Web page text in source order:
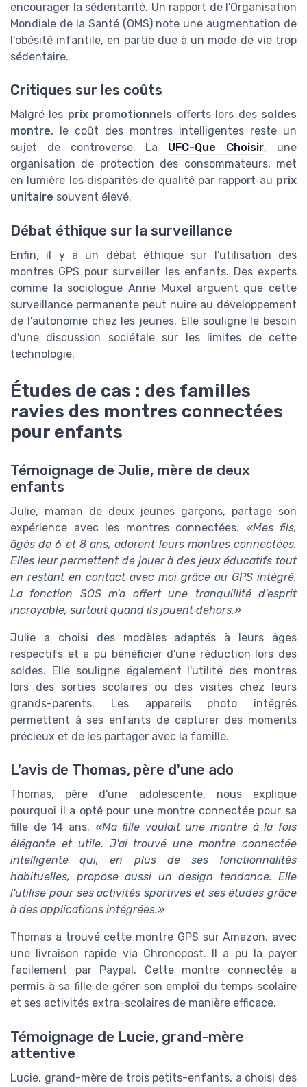
encourager la sédentarité. Un rapport de l'Organisation
Mondiale de la Santé (OMS) note une augmentation de
l'obésité infantile, en partie due à un mode de vie trop
sédentaire.
Critiques sur les coûts
Malgré les prix promotionnels offerts lors des soldes
montre, le coût des montres intelligentes reste un
sujet de controverse. La UFC-Que Choisir, une
organisation de protection des consommateurs, met
en lumière les disparités de qualité par rapport au prix
unitaire souvent élevé.
Débat éthique sur la surveillance
Enfin, il y a un débat éthique sur l'utilisation des
montres GPS pour surveiller les enfants. Des experts
comme la sociologue Anne Muxel arguent que cette
surveillance permanente peut nuire au développement
de l'autonomie chez les jeunes. Elle souligne le besoin
d'une discussion sociétale sur les limites de cette
technologie.
Études de cas : des familles
ravies des montres connectées
pour enfants
Témoignage de Julie, mère de deux
enfants
Julie, maman de deux jeunes garçons, partage son
expérience avec les montres connectées. «Mes fils,
âgés de 6 et 8 ans, adorent leurs montres connectées.
Elles leur permettent de jouer à des jeux éducatifs tout
en restant en contact avec moi grâce au GPS intégré.
La fonction SOS m'a offert une tranquillité d'esprit
incroyable, surtout quand ils jouent dehors.»
Julie a choisi des modèles adaptés à leurs âges
respectifs et a pu bénéficier d'une réduction lors des
soldes. Elle souligne également l'utilité des montres
lors des sorties scolaires ou des visites chez leurs
grands-parents. Les appareils photo intégrés
permettent à ses enfants de capturer des moments
précieux et de les partager avec la famille.
L'avis de Thomas, père d'une ado
Thomas, père d'une adolescente, nous explique
pourquoi il a opté pour une montre connectée pour sa
fille de 14 ans. «Ma fille voulait une montre à la fois
élégante et utile. J'ai trouvé une montre connectée
intelligente qui, en plus de ses fonctionnalités
habituelles, propose aussi un design tendance. Elle
l'utilise pour ses activités sportives et ses études grâce
à des applications intégrées.»
Thomas a trouvé cette montre GPS sur Amazon, avec
une livraison rapide via Chronopost. Il a pu la payer
facilement par Paypal. Cette montre connectée a
permis à sa fille de gérer son emploi du temps scolaire
et ses activités extra-scolaires de manière efficace.
Témoignage de Lucie, grand-mère
attentive
Lucie, grand-mère de trois petits-enfants, a choisi des